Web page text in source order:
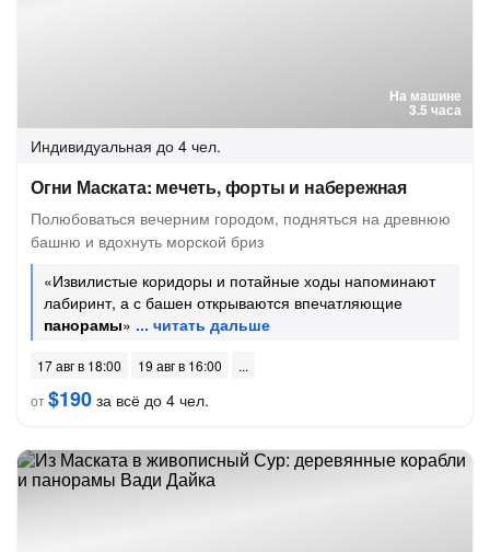
На машине
3.5 часа
Индивидуальная до 4 чел.
Огни Маската: мечеть, форты и набережная
Полюбоваться вечерним городом, подняться на древнюю
башню и вдохнуть морской бриз
«Извилистые коридоры и потайные ходы напоминают
лабиринт, а с башен открываются впечатляющие
панорамы»
17 авг в 18:00
19 авг в 16:00
от$190 за всё до 4 чел.